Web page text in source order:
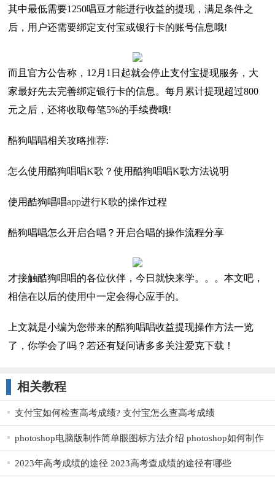
其中最低需要1250唱豆才能进行收益的提现，满足条件之
后，用户还需要绑定支付宝或银行卡的账号信息哦!
而且官方公告称，12月1日起就会停止支付宝提现服务，大
家最好先去完善绑定银行卡的信息。每月累计提现超过800
元之后，还将收取每笔5%的手续费哦!
酷狗唱唱相关攻略推荐:
怎么使用酷狗唱唱K歌？使用酷狗唱唱K歌方法说明
使用酷狗唱唱app进行K歌的操作过程
酷狗唱唱怎么开启合唱？开启合唱的操作流程分享
才接触酷狗唱唱的各位伙伴，今日就快来学。。。本文吧，
相信在以后的使用中一定会得心应手的。
上文就是小编为您带来的酷狗唱唱收益提现操作方法一览
了，你学会了吗？若还有疑问请多多关注爱克下载！
相关教程
支付宝如何检查高考成绩? 支付宝怎么查高考成绩
photoshop电脑版制作简单眼图标方法介绍 photoshop如何制作
2023年高考成绩的途径 2023高考查成绩的途径有哪些